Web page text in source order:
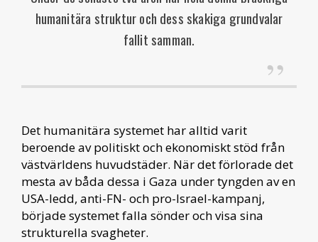
humanitära struktur och dess skakiga grundvalar
fallit samman.
Det humanitära systemet har alltid varit
beroende av politiskt och ekonomiskt stöd från
västvärldens huvudstäder. När det förlorade det
mesta av båda dessa i Gaza under tyngden av en
USA-ledd, anti-FN- och pro-Israel-kampanj,
började systemet falla sönder och visa sina
strukturella svagheter.